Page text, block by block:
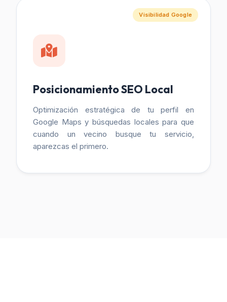
Visibilidad Google
Posicionamiento SEO Local
Optimización estratégica de tu perfil en
Google Maps y búsquedas locales para que
cuando un vecino busque tu servicio,
aparezcas el primero.